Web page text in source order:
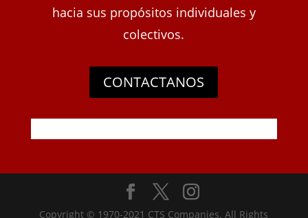
hacia sus propósitos individuales y
colectivos.
CONTACTANOS
Copyright © 1970-2021 CTS Companies. All Rights